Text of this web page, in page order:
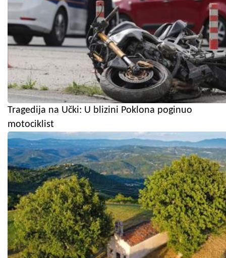
Tragedija na Učki: U blizini Poklona poginuo
motociklist